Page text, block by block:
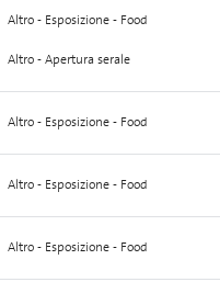
Altro - Esposizione - Food
Altro - Apertura serale
Altro - Esposizione - Food
Altro - Esposizione - Food
Altro - Esposizione - Food